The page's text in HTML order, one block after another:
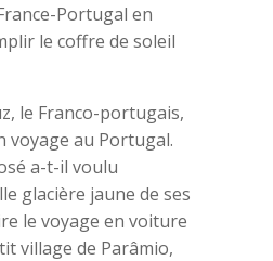
Portugal en
le coffre de soleil
le Franco-portugais,
voyage au Portugal.
a-t-il voulu
glacière jaune de ses
le voyage en voiture
village de Parâmio,